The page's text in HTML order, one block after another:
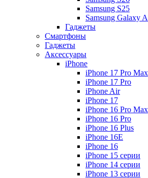
Samsung S25
Samsung Galaxy
Гаджеты
Смартфоны
Гаджеты
Аксессуары
iPhone
iPhone 17 Pro Max
iPhone 17 Pro
iPhone Air
iPhone 17
iPhone 16 Pro Max
iPhone 16 Pro
iPhone 16 Plus
iPhone 16E
iPhone 16
iPhone 15 серии
iPhone 14 серии
iPhone 13 серии